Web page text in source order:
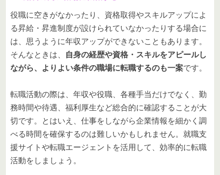
役職に空きがなかったり、資格取得やスキルアップによ
る昇給・昇進制度が設けられていなかったりする場合に
は、思うように年収アップができないこともあります。
そんなときは、
自身の経歴や資格・スキルをアピールし
ながら、よりよい条件の職場に転職するのも一案です。
転職活動の際は、年収や役職、各種手当だけでなく、勤
務時間や待遇、福利厚生など総合的に確認することが大
切です。とはいえ、仕事をしながら企業情報を細かく調
べる時間を確保するのは難しいかもしれません。就職支
援サイトや転職エージェントを活用して、効率的に転職
活動をしましょう。